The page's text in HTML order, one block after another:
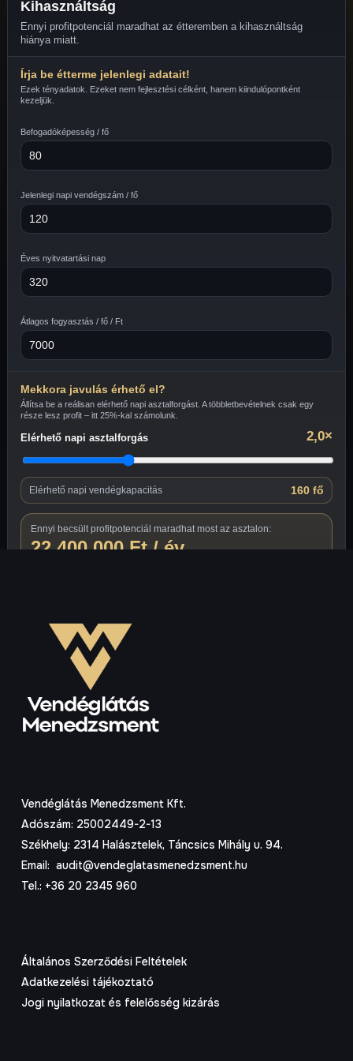
Vendéglátás Menedzsment Kft.
Adószám: 25002449-2-13
Székhely: 2314 Halásztelek, Táncsics Mihály u. 94.
Email: audit@vendeglatasmenedzsment.hu
Tel.: +36 20 2345 960
Általános Szerződési Feltételek
Adatkezelési tájékoztató
Jogi nyilatkozat és felelősség kizárás